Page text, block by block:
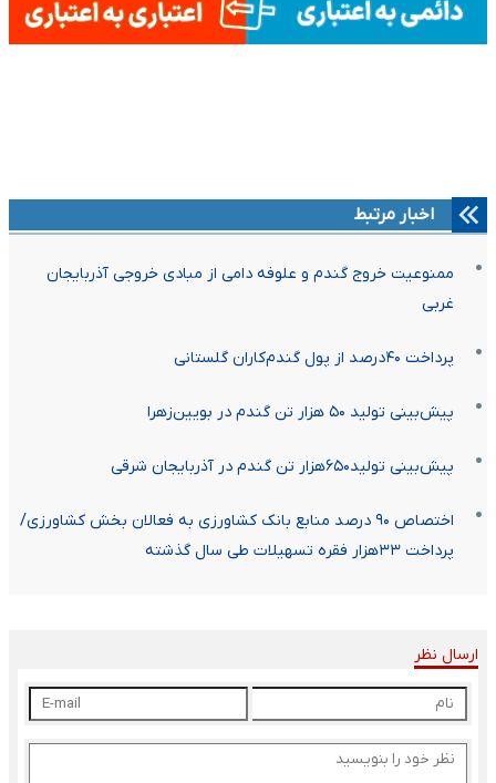
اخبار مرتبط
ممنوعیت خروج گندم و علوفه دامی از مبادی خروجی آذربایجان
غربی
پرداخت ۴۰درصد از پول گندم‌کاران گلستانی
پیش‌بینی تولید ۵۰ هزار تن گندم در بویین‌زهرا
پیش‌بینی تولید۶۵۰هزار تن گندم در آذربایجان شرقی
اختصاص ۹۰ درصد منابع بانک کشاورزی به فعالان بخش کشاورزی/
پرداخت ۳۳هزار فقره تسهیلات طی سال گذشته
ارسال نظر